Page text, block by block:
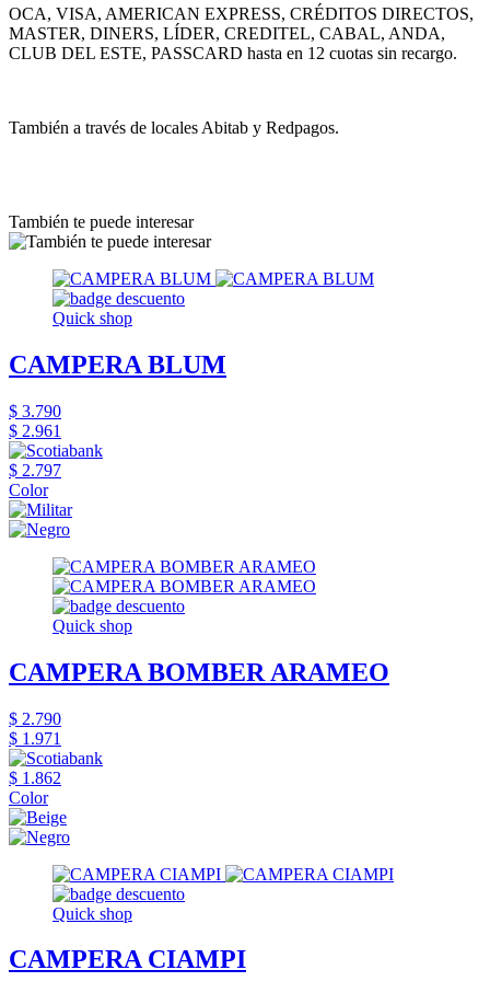
OCA, VISA, AMERICAN EXPRESS, CRÉDITOS DIRECTOS,
MASTER, DINERS, LÍDER, CREDITEL, CABAL, ANDA,
CLUB DEL ESTE, PASSCARD hasta en 12 cuotas sin recargo.
También a través de locales Abitab y Redpagos.
También te puede interesar
Quick shop
CAMPERA BLUM
$ 3.790
$ 2.961
$ 2.797
Color
Quick shop
CAMPERA BOMBER ARAMEO
$ 2.790
$ 1.971
$ 1.862
Color
Quick shop
CAMPERA CIAMPI